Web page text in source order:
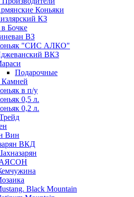
Коньяки
КЗ
Бочке
ВЗ
"СИС АЛКО"
ВКЗ
Подарочные
Камней
в п/у
0,5 л.
0,2 л.
Вин
ВКД
Black Mountain